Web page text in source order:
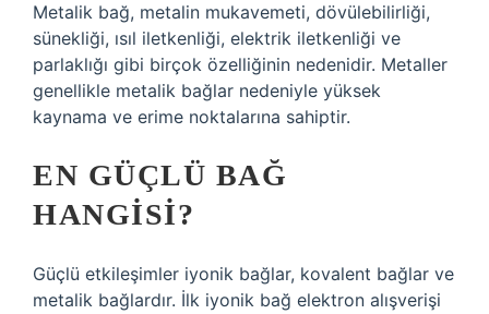
Metalik bağ, metalin mukavemeti, dövülebilirliği,
sünekliği, ısıl iletkenliği, elektrik iletkenliği ve
parlaklığı gibi birçok özelliğinin nedenidir. Metaller
genellikle metalik bağlar nedeniyle yüksek
kaynama ve erime noktalarına sahiptir.
EN GÜÇLÜ BAĞ
HANGISI?
Güçlü etkileşimler iyonik bağlar, kovalent bağlar ve
metalik bağlardır. İlk iyonik bağ elektron alışverişi